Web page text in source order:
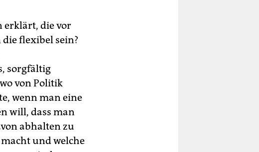
erklärt, die vor
flexibel sein?
sorgfältig
von Politik
wenn man eine
will, dass man
abhalten zu
und welche